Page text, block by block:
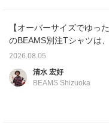
スメです。右
→「Oversized Tipped
Pique T-shirt」：同色で
統一された月桂樹ロゴと
イントのTシャツ。シン
プルでクリーンな雰囲気
<Favorites> and
it easy to look back at
in. You can also earn
【オーバーサイズでゆっ
のBEAMS別注Tシャツは
鹿の子素材で製作。シン
が、BEAMS別注らしいオ
ュアルにFRED PERRYを
2026.08.05
清水 宏好
BEAMS Shizuoka